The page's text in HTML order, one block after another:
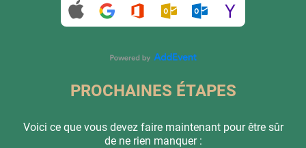
PROCHAINES ÉTAPES
Voici ce que vous devez faire maintenant pour être sûr
de ne rien manquer :